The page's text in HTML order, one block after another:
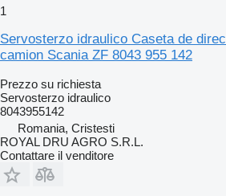
1
Servosterzo idraulico Caseta de
camion Scania ZF 8043 955 142
Prezzo su richiesta
Servosterzo idraulico
8043955142
Romania, Cristesti
ROYAL DRU AGRO S.R.L.
Contattare il venditore